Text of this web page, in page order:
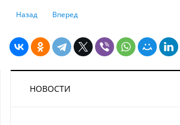
Предыдущий: Какие виды депозитов
Назад Следующий: Societe Generale
Вперед
НОВОСТИ